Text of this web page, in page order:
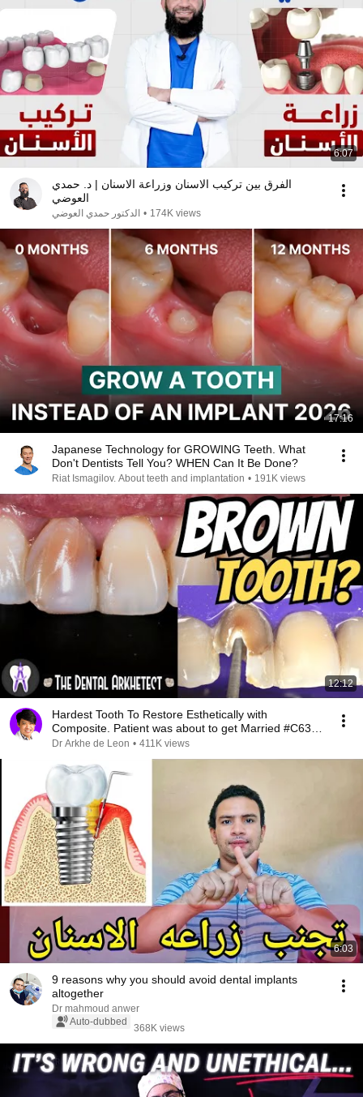
6:07
الفرق بين تركيب الاسنان وزراعة الاسنان | د. حمدي
العوضي
الدكتور حمدي العوضي • 174K views
17:16
Japanese Technology for GROWING Teeth. What
Don't Dentists Tell You? WHEN Can It Be Done?
Riat Ismagilov. About teeth and implantation • 191K views
12:12
Hardest Tooth To Restore Esthetically with
Composite. Patient was about to get Married #C63
#4k
Dr Arkhe de Leon • 411K views
6:03
9 reasons why you should avoid dental implants
altogether
Dr mahmoud anwer
Auto-dubbed
368K views